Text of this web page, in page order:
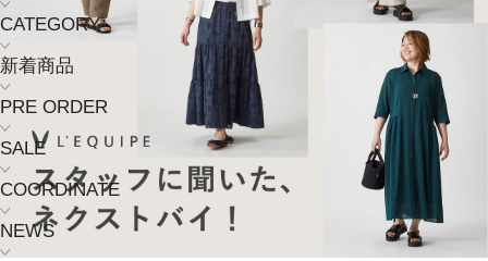
CATEGORY
新着商品
PRE ORDER
SALE
COORDINATE
NEWS